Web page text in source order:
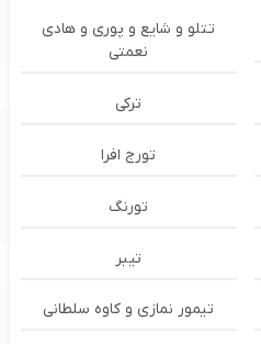
تتلو و شایع و پوری و هادی
نعمتی
ترکی
تورج افرا
تورنگ
تیبر
تیمور نمازی و کاوه سلطانی